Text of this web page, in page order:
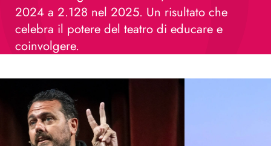
2024 a 2.128 nel 2025. Un risultato che
celebra il potere del teatro di educare e
coinvolgere.